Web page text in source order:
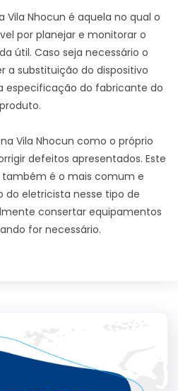
Nhocun é aquela no qual o
por planejar e monitorar o
útil. Caso seja necessário o
a substituição do dispositivo
especificação do fabricante do
produto.
Vila Nhocun como o próprio
defeitos apresentados. Este
é o mais comum e
do eletricista nesse tipo de
consertar equipamentos
for necessário.